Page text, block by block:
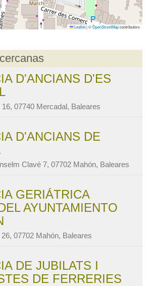
Leaflet|©OpenStreetMapcontributors
D'ANCIANS D'ES
07740 Mercadal, Baleares
D'ANCIANS DE
Clavé 7, 07702 Mahón, Baleares
GERIÁTRICA
AYUNTAMIENTO
07702 Mahón, Baleares
DE JUBILATS I
DE FERRERIES